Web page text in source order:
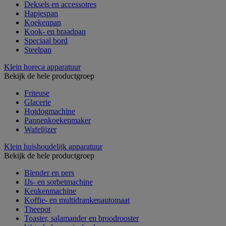
Deksels en accessoires
Hapjespan
Koekenpan
Kook- en braadpan
Speciaal bord
Steelpan
Klein horeca apparatuur
Bekijk de hele productgroep
Friteuse
Glacerie
Hotdogmachine
Pannenkoekenmaker
Wafelijzer
Klein huishoudelijk apparatuur
Bekijk de hele productgroep
Blender en pers
IJs- en sorbetmachine
Keukenmachine
Koffie- en multidrankenautomaat
Theepot
Toaster, salamander en broodrooster